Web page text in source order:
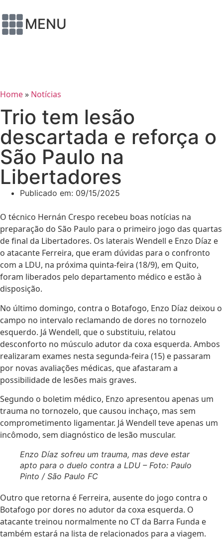
MENU
Home» Notícias
Trio tem lesão
descartada e reforça o
São Paulo na
Libertadores
Publicado em: 09/15/2025
O técnico Hernán Crespo recebeu boas notícias na
preparação do São Paulo para o primeiro jogo das quartas
de final da Libertadores. Os laterais Wendell e Enzo Díaz e
o atacante Ferreira, que eram dúvidas para o confronto
com a LDU, na próxima quinta-feira (18/9), em Quito,
foram liberados pelo departamento médico e estão à
disposição.
No último domingo, contra o Botafogo, Enzo Díaz deixou o
campo no intervalo reclamando de dores no tornozelo
esquerdo. Já Wendell, que o substituiu, relatou
desconforto no músculo adutor da coxa esquerda. Ambos
realizaram exames nesta segunda-feira (15) e passaram
por novas avaliações médicas, que afastaram a
possibilidade de lesões mais graves.
Segundo o boletim médico, Enzo apresentou apenas um
trauma no tornozelo, que causou inchaço, mas sem
comprometimento ligamentar. Já Wendell teve apenas um
incômodo, sem diagnóstico de lesão muscular.
Enzo Díaz sofreu um trauma, mas deve estar
apto para o duelo contra a LDU – Foto: Paulo
Pinto / São Paulo FC
Outro que retorna é Ferreira, ausente do jogo contra o
Botafogo por dores no adutor da coxa esquerda. O
atacante treinou normalmente no CT da Barra Funda e
também estará na lista de relacionados para a viagem.